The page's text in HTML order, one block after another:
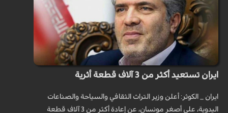
ايران تستعيد أكثر من 3 آلاف قطعة أثرية
ايران _ الكوثر: أعلن وزير التراث الثقافي والسياحة والصناعات
اليدوية، علي أصغر مونسان، عن إعادة أكثر من 3 آلاف قطعة